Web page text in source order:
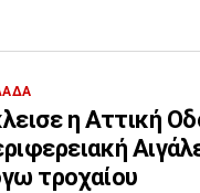
η Αττική
τροχαίου